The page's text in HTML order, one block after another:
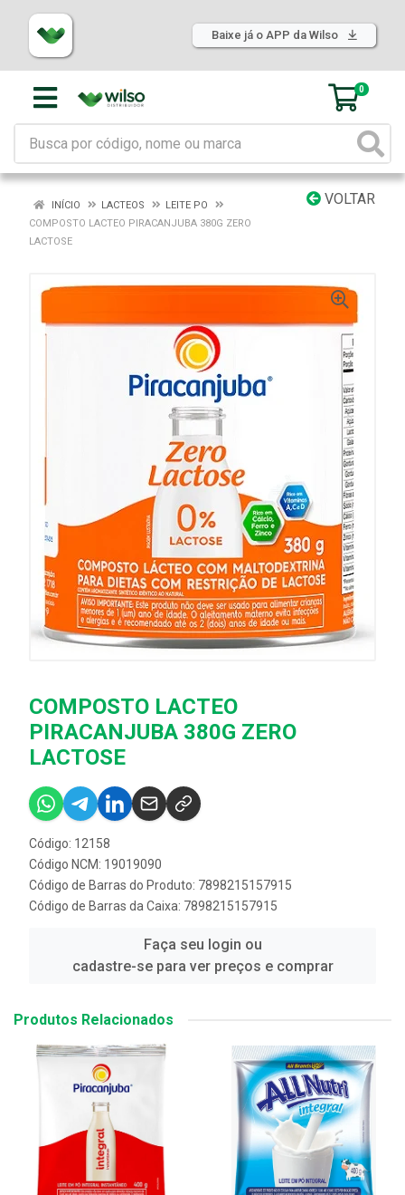
Baixe já o APP da Wilso
0
VOLTAR
INÍCIO LACTEOS
LEITE PO
COMPOSTO LACTEO PIRACANJUBA 380G ZERO
LACTOSE
COMPOSTO LACTEO
PIRACANJUBA 380G ZERO
LACTOSE
Código: 12158
Código NCM: 19019090
Código de Barras do Produto: 7898215157915
Código de Barras da Caixa: 7898215157915
Faça seu login ou
cadastre-se para ver preços e comprar
Produtos Relacionados